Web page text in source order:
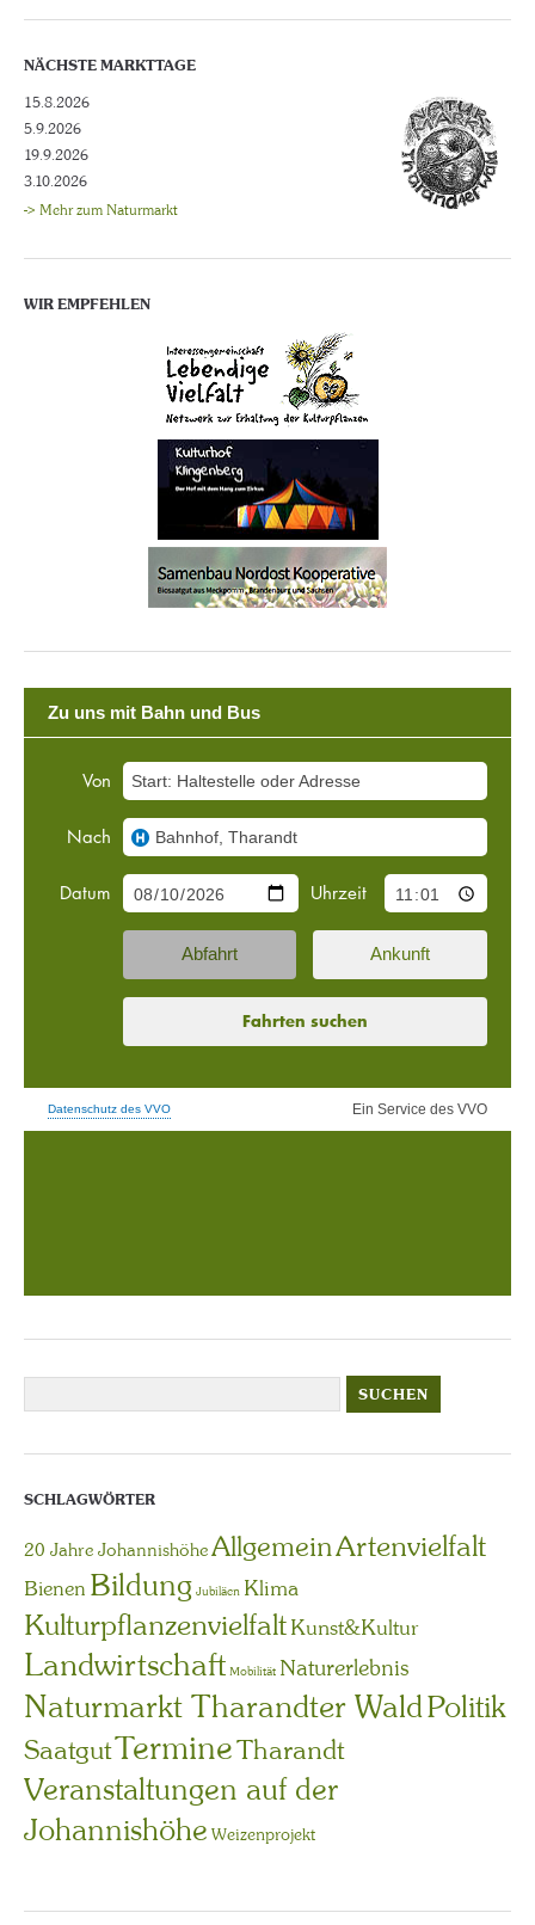
NÄCHSTE MARKTTAGE
15.8.2026
5.9.2026
19.9.2026
3.10.2026
-> Mehr zum Naturmarkt
WIR EMPFEHLEN
SCHLAGWÖRTER
20 Jahre JohannishöheAllgemeinArtenvielfalt
Bienen Bildung Jubiläen Klima
KulturpflanzenvielfaltKunst&Kultur
Landwirtschaft Mobilität Naturerlebnis
Naturmarkt Tharandter WaldPolitik
SaatgutTermineTharandt
Veranstaltungen auf der
Johannishöhe Weizenprojekt